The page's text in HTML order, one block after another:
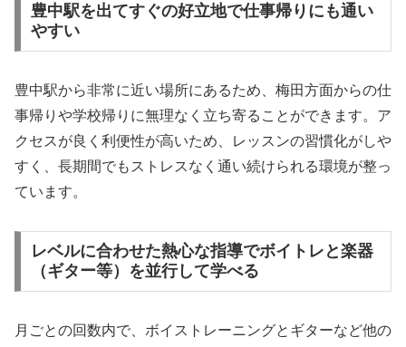
豊中駅を出てすぐの好立地で仕事帰りにも通い
やすい
豊中駅から非常に近い場所にあるため、梅田方面からの仕
事帰りや学校帰りに無理なく立ち寄ることができます。ア
クセスが良く利便性が高いため、レッスンの習慣化がしや
すく、長期間でもストレスなく通い続けられる環境が整っ
ています。
レベルに合わせた熱心な指導でボイトレと楽器
（ギター等）を並行して学べる
月ごとの回数内で、ボイストレーニングとギターなど他の